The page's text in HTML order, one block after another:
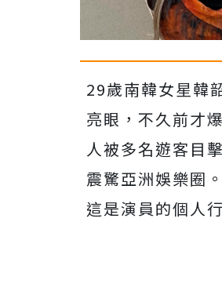
29歲南韓女星韓
亮眼，不久前才
人被多名遊客目
震驚亞洲娛樂圈
這是演員的個人